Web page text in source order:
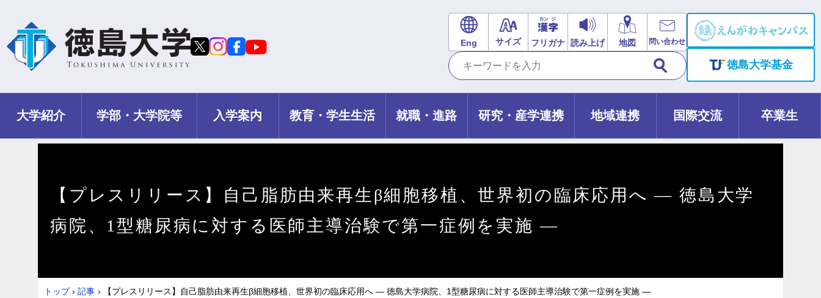
Eng サイズ フリガナ 読み上げ 地図 問い合わせ
徳島大学基金
大学紹介 学部・大学院等 入学案内 教育・学生生活 就職・進路 研究・産学連携 地域連携 国際交流 卒業生
【プレスリリース】自己脂肪由来再生β細胞移植、世界初の臨床応用へ ― 徳島大学
病院、1型糖尿病に対する医師主導治験で第一症例を実施 ―
トップ › 記事 › 【プレスリリース】自己脂肪由来再生β細胞移植、世界初の臨床応用へ ― 徳島大学病院、1型糖尿病に対する医師主導治験で第一症例を実施 ―